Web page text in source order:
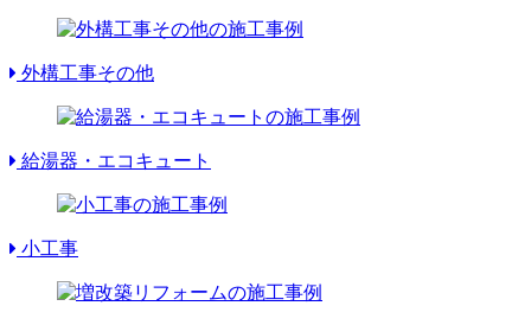
外構工事その他
給湯器・エコキュート
小工事